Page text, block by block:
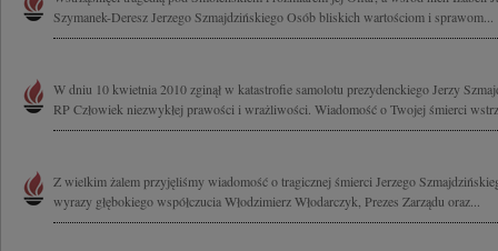
Szymanek-Deresz Jerzego Szmajdzińskiego Osób bliskich wartościom i sprawom...
W dniu 10 kwietnia 2010 zginął w katastrofie samolotu prezydenckiego Jerzy
RP Człowiek niezwykłej prawości i wrażliwości. Wiadomość o Twojej śmierci
Z wielkim żalem przyjęliśmy wiadomość o tragicznej śmierci Jerzego
wyrazy głębokiego współczucia Włodzimierz Włodarczyk, Prezes Zarządu oraz...